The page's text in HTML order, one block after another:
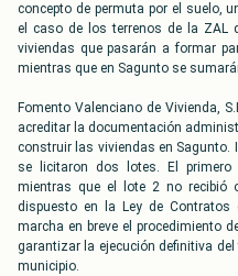
concepto de permuta por el suelo,
el caso de los terrenos de la ZAL
viviendas que pasarán a formar
mientras que en Sagunto se
Fomento Valenciano de Vivienda,
acreditar la documentación
construir las viviendas en Sagunto.
se licitaron dos lotes. El
mientras que el lote 2 no recibió
dispuesto en la Ley de Contratos
marcha en breve el procedimiento
garantizar la ejecución definitiva
municipio.